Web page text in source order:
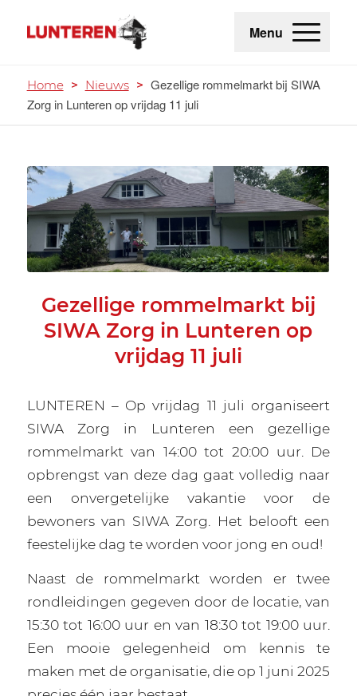
Menu
Home > Nieuws > Gezellige rommelmarkt bij SIWA
Zorg in Lunteren op vrijdag 11 juli
Gezellige rommelmarkt bij
SIWA Zorg in Lunteren op
vrijdag 11 juli
LUNTEREN – Op vrijdag 11 juli organiseert
SIWA Zorg in Lunteren een gezellige
rommelmarkt van 14:00 tot 20:00 uur. De
opbrengst van deze dag gaat volledig naar
een onvergetelijke vakantie voor de
bewoners van SIWA Zorg. Het belooft een
feestelijke dag te worden voor jong en oud!
Naast de rommelmarkt worden er twee
rondleidingen gegeven door de locatie, van
15:30 tot 16:00 uur en van 18:30 tot 19:00 uur.
Een mooie gelegenheid om kennis te
maken met de organisatie, die op 1 juni 2025